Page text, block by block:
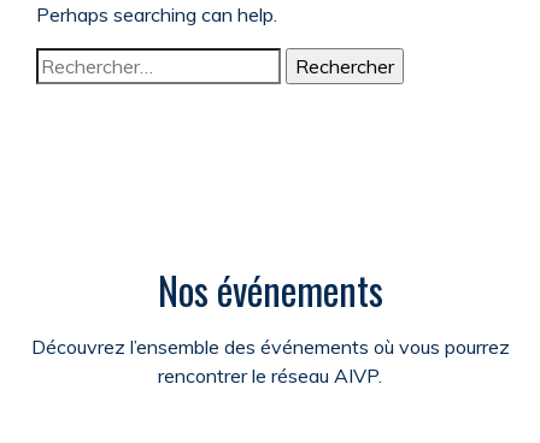
Perhaps searching can help.
Rechercher :
Nos événements
Découvrez l’ensemble des événements où vous pourrez
rencontrer le réseau AIVP.